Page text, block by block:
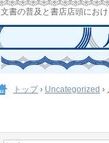
文書の普及と書店店頭にお
トップ › Uncategorized ›